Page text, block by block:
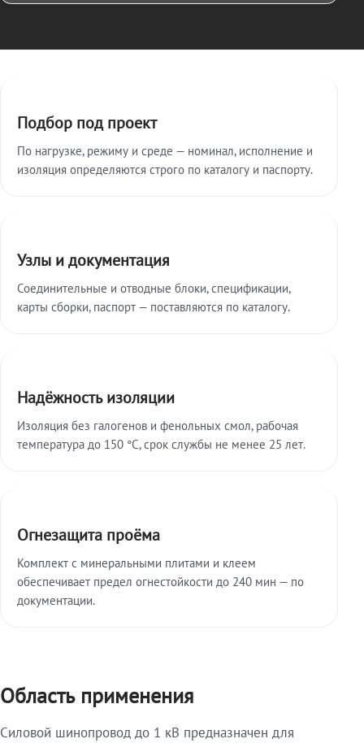
Подбор под проект
По нагрузке, режиму и среде — номинал, исполнение и
изоляция определяются строго по каталогу и паспорту.
Узлы и документация
Соединительные и отводные блоки, спецификации,
карты сборки, паспорт — поставляются по каталогу.
Надёжность изоляции
Изоляция без галогенов и фенольных смол, рабочая
температура до 150 °C, срок службы не менее 25 лет.
Огнезащита проёма
Комплект с минеральными плитами и клеем
обеспечивает предел огнестойкости до 240 мин — по
документации.
Область применения
Силовой шинопровод до 1 кВ предназначен для